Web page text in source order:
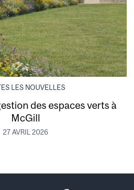
LES NOUVELLES
des espaces verts à
McGill
27 AVRIL 2026